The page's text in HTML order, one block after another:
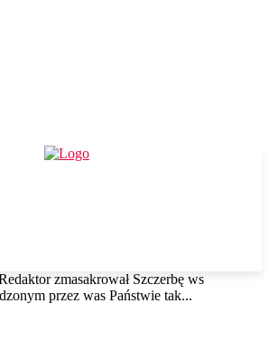
zmasakrował Szczerbę ws
przez was Państwie tak...